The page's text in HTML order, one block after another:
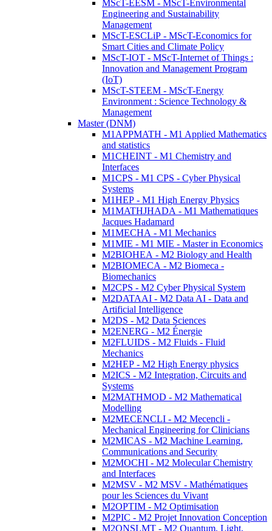
MScT-EESM - MScT-Environmental
Engineering and Sustainability
Management
MScT-ESCLiP - MScT-Economics for
Smart Cities and Climate Policy
MScT-IOT - MScT-Internet of Things :
Innovation and Management Program
(IoT)
MScT-STEEM - MScT-Energy
Environment : Science Technology &
Management
Master (DNM)
M1APPMATH - M1 Applied Mathematics
and statistics
M1CHEINT - M1 Chemistry and
Interfaces
M1CPS - M1 CPS - Cyber Physical
Systems
M1HEP - M1 High Energy Physics
M1MATHJHADA - M1 Mathematiques
Jacques Hadamard
M1MECHA - M1 Mechanics
M1MIE - M1 MIE - Master in Economics
M2BIOHEA - M2 Biology and Health
M2BIOMECA - M2 Biomeca -
Biomechanics
M2CPS - M2 Cyber Physical System
M2DATAAI - M2 Data AI - Data and
Artificial Intelligence
M2DS - M2 Data Sciences
M2ENERG - M2 Énergie
M2FLUIDS - M2 Fluids - Fluid
Mechanics
M2HEP - M2 High Energy physics
M2ICS - M2 Integration, Circuits and
Systems
M2MATHMOD - M2 Mathematical
Modelling
M2MECENCLI - M2 Mecencli -
Mechanical Engineering for Clinicians
M2MICAS - M2 Machine Learning,
Communications and Security
M2MOCHI - M2 Molecular Chemistry
and Interfaces
M2MSV - M2 MSV - Mathématiques
pour les Sciences du Vivant
M2OPTIM - M2 Optimisation
M2PIC - M2 Projet Innovation Conception
M2QNSLMT - M2 Quantum, Light,